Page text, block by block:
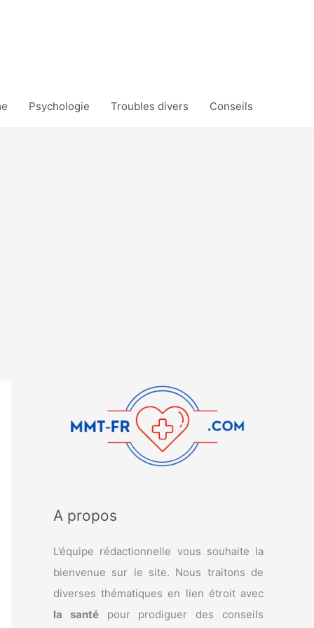
Psychologie Troubles divers Conseils
A propos
L’équipe rédactionnelle vous souhaite la
bienvenue sur le site. Nous traitons de
diverses thématiques en lien étroit avec
la santépour prodiguer des conseils